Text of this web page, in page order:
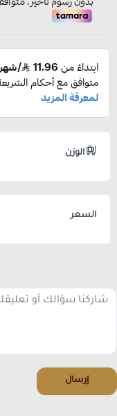
الوزن
السعر
إرسال